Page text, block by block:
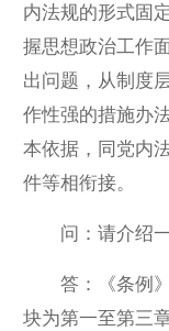
内法规的形式固
握思想政治工作
出问题，从制度
作性强的措施办
本依据，同党内
件等相衔接。
问：请介绍一
答：《条例》
块为第一至第三